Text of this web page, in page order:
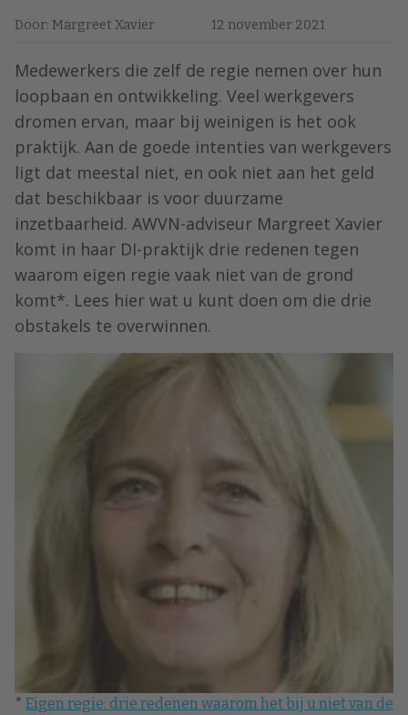
Door: Margreet Xavier 12 november 2021
Medewerkers die zelf de regie nemen over hun
loopbaan en ontwikkeling. Veel werkgevers
dromen ervan, maar bij weinigen is het ook
praktijk. Aan de goede intenties van werkgevers
ligt dat meestal niet, en ook niet aan het geld
dat beschikbaar is voor duurzame
inzetbaarheid. AWVN-adviseur Margreet Xavier
komt in haar DI-praktijk drie redenen tegen
waarom eigen regie vaak niet van de grond
komt*. Lees hier wat u kunt doen om die drie
obstakels te overwinnen.
* Eigen regie: drie redenen waarom het bij u niet van de